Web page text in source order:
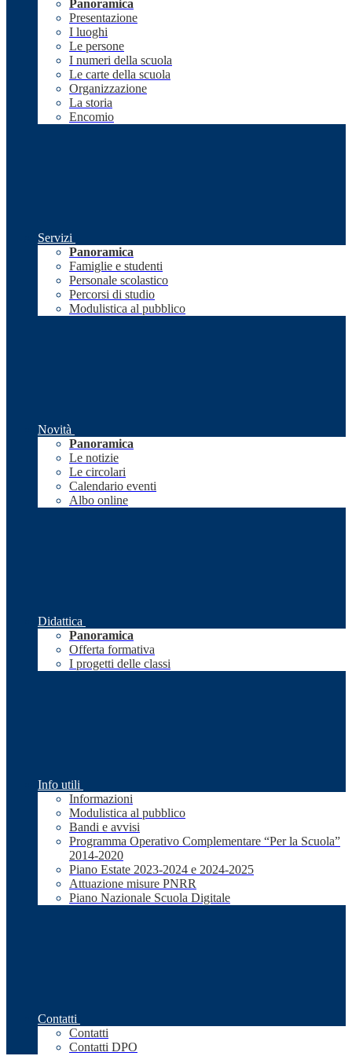
Panoramica
Presentazione
I luoghi
Le persone
I numeri della scuola
Le carte della scuola
Organizzazione
La storia
Encomio
Servizi
Panoramica
Famiglie e studenti
Personale scolastico
Percorsi di studio
Modulistica al pubblico
Novità
Panoramica
Le notizie
Le circolari
Calendario eventi
Albo online
Didattica
Panoramica
Offerta formativa
I progetti delle classi
Info utili
Informazioni
Modulistica al pubblico
Bandi e avvisi
Programma Operativo Complementare “Per la Scuola”
2014-2020
Piano Estate 2023-2024 e 2024-2025
Attuazione misure PNRR
Piano Nazionale Scuola Digitale
Contatti
Contatti
Contatti DPO